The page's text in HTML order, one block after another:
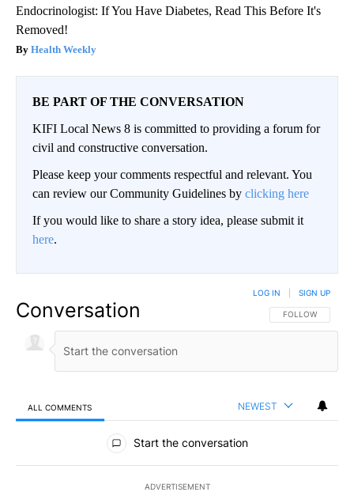
Endocrinologist: If You Have Diabetes, Read This Before It's
Removed!
Health Weekly
BE PART OF THE CONVERSATION
KIFI Local News 8 is committed to providing a forum for
civil and constructive conversation.
Please keep your comments respectful and relevant. You
can review our Community Guidelines by clicking here
If you would like to share a story idea, please submit it
here.
Conversation FOLLOW THIS
FOLLOW
LOG IN SIGN UP
ALL COMMENTS NEWEST
All Comments
Start the conversation
ADVERTISEMENT